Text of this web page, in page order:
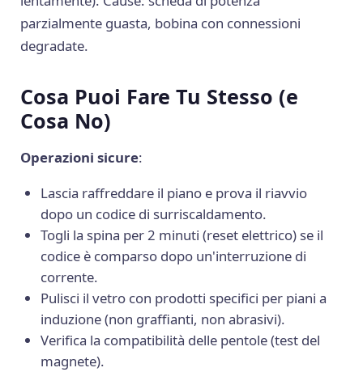
parzialmente guasta, bobina con connessioni
degradate.
Cosa Puoi Fare Tu Stesso (e
Cosa No)
Operazioni sicure:
Lascia raffreddare il piano e prova il riavvio
dopo un codice di surriscaldamento.
Togli la spina per 2 minuti (reset elettrico) se il
codice è comparso dopo un'interruzione di
corrente.
Pulisci il vetro con prodotti specifici per piani a
induzione (non graffianti, non abrasivi).
Verifica la compatibilità delle pentole (test del
magnete).